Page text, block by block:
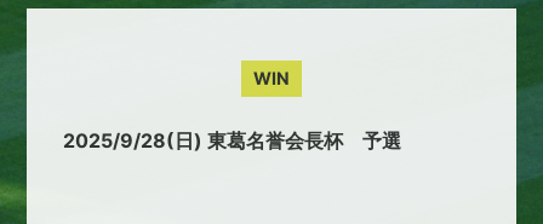
WIN
2025/9/28(日) 東葛名誉会長杯 予選